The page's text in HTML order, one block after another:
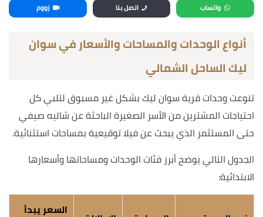
واتساب اتصل بنا زووم
أنواع الوحدات والمساحات والأسعار في سوان
ليك الساحل الشمالي
تنوعت وحدات قرية سوان ليك بشكل غير مسبوق لتلبي كل
احتياجات المشترين من الأسر الصغيرة الباحثة عن شاليه صيفي
حتى المستثمر الذي يبحث عن فيلا توقيعية بمساحات استثنائية.
الجدول التالي يوضح أبرز فئات الوحدات ومساحاتها وأسعارها
الابتدائية:
السعر يبدأ